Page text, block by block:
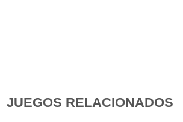
JUEGOS RELACIONADOS